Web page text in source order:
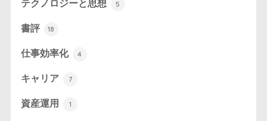
テクノロジーと思想 5
書評 18
仕事効率化 4
キャリア 7
資産運用 1